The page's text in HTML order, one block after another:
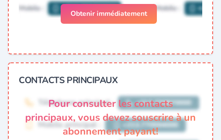
Obtenir immédiatement
CONTACTS PRINCIPAUX
Pour consulter les contacts
principaux, vous devez souscrire à un
abonnement payant!